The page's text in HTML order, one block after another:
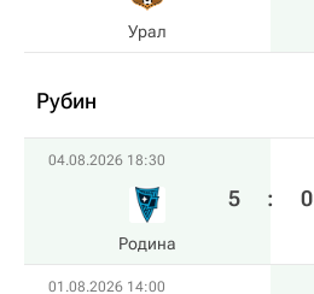
Урал
Рубин
04.08.2026 18:30
Родина
5 : 0
01.08.2026 14:00